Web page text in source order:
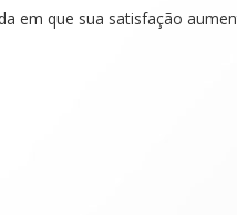
em que sua satisfação